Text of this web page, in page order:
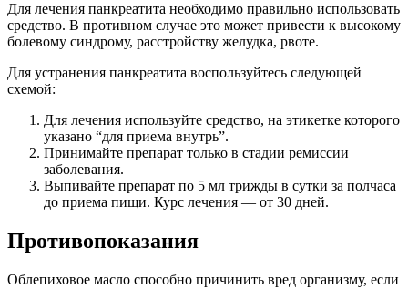
Для лечения панкреатита необходимо правильно использовать
средство. В противном случае это может привести к высокому
болевому синдрому, расстройству желудка, рвоте.
Для устранения панкреатита воспользуйтесь следующей
схемой:
Для лечения используйте средство, на этикетке которого
указано “для приема внутрь”.
Принимайте препарат только в стадии ремиссии
заболевания.
Выпивайте препарат по 5 мл трижды в сутки за полчаса
до приема пищи. Курс лечения — от 30 дней.
Противопоказания
Облепиховое масло способно причинить вред организму, если